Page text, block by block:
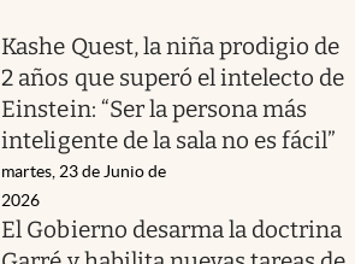
Kashe Quest, la niña prodigio de
2 años que superó el intelecto de
Einstein: “Ser la persona más
inteligente de la sala no es fácil”
martes, 23 de Junio de
2026
El Gobierno desarma la doctrina